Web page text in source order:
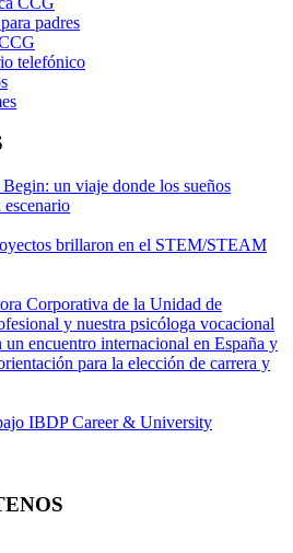
padres
telefónico
un viaje donde los sueños
escenario
brillaron en el STEM/STEAM
Corporativa de la Unidad de
y nuestra psicóloga vocacional
un encuentro internacional en España y
para la elección de carrera y
IBDP Career & University